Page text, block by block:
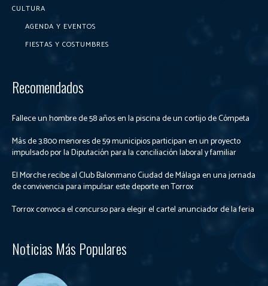
CULTURA
AGENDA Y EVENTOS
FIESTAS Y COSTUMBRES
Recomendados
Fallece un hombre de 58 años en la piscina de un cortijo de Cómpeta
Más de 3.800 menores de 59 municipios participan en un proyecto
impulsado por la Diputación para la conciliación laboral y familiar
El Morche recibe al Club Balonmano Ciudad de Málaga en una jornada
de convivencia para impulsar este deporte en Torrox
Torrox convoca el concurso para elegir el cartel anunciador de la feria
Noticias Más Populares